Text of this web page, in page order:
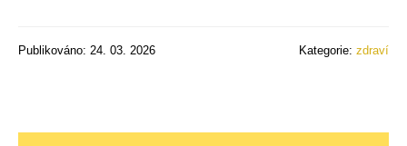
Publikováno: 24. 03. 2026 Kategorie: zdraví